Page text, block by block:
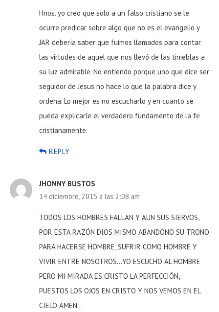
Hnos. yo creo que solo a un falso cristiano se le
ocurre predicar sobre algo que no es el evangelio y
JAR debería saber que fuimos llamados para contar
las virtudes de aquel que nos llevó de las tinieblas a
su luz admirable. No entiendo porque uno que dice ser
seguidor de Jesus no hace lo que la palabra dice y
ordena. Lo mejor es no escucharlo y en cuanto se
pueda explicarle el verdadero fundamento de la fe
cristianamente.
REPLY
JHONNY BUSTOS
14 diciembre, 2015 a las 2:08 am
TODOS LOS HOMBRES FALLAN Y AUN SUS SIERVOS,
POR ESTA RAZÓN DIOS MISMO ABANDONO SU TRONO
PARA HACERSE HOMBRE, SUFRIR COMO HOMBRE Y
VIVIR ENTRE NOSOTROS…YO ESCUCHO AL HOMBRE
PERO MI MIRADA ES CRISTO LA PERFECCIÓN,
PUESTOS LOS OJOS EN CRISTO Y NOS VEMOS EN EL
CIELO AMEN…